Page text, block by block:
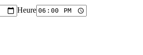
Heure